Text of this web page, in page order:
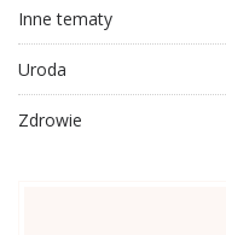
Inne tematy
Uroda
Zdrowie